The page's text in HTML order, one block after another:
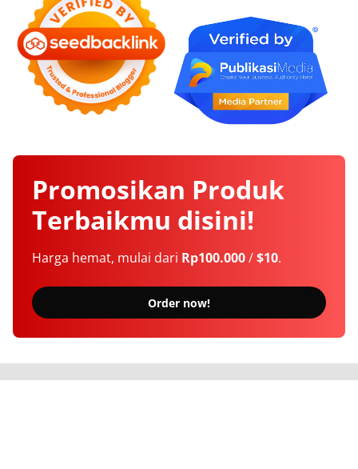
Promosikan Produk
Terbaikmu disini!
Harga hemat, mulai dari Rp100.000/$10.
Order now!